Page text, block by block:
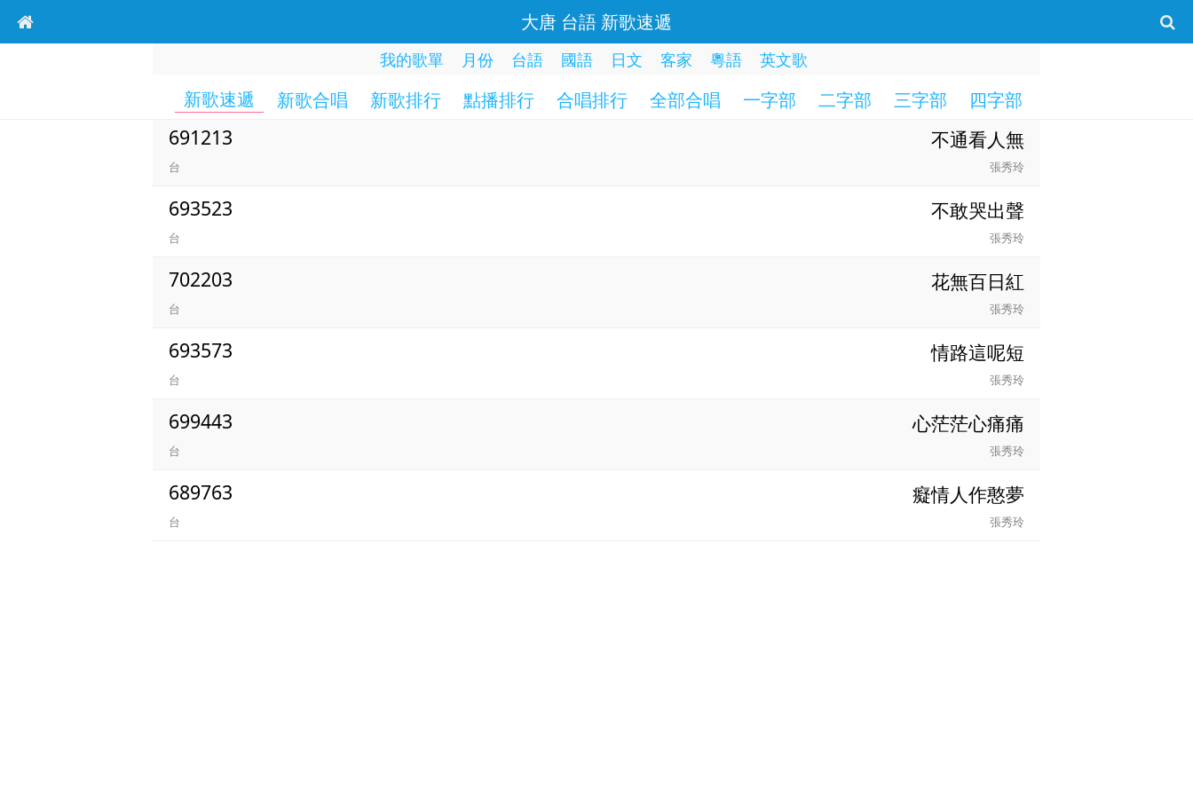
大唐 台語 新歌速遞
我的歌單 月份 台語 國語 日文 客家 粵語 英文歌
新歌速遞 新歌合唱 新歌排行 點播排行 合唱排行 全部合唱 一字部 二字部 三字部 四字部
691213 不通看人無
台 張秀玲
693523 不敢哭出聲
台 張秀玲
702203 花無百日紅
台 張秀玲
693573 情路這呢短
台 張秀玲
699443 心茫茫心痛痛
台 張秀玲
689763 癡情人作憨夢
台 張秀玲